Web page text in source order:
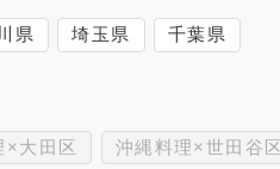
県 埼玉県 千葉県
×大田区 沖縄料理×世田谷区